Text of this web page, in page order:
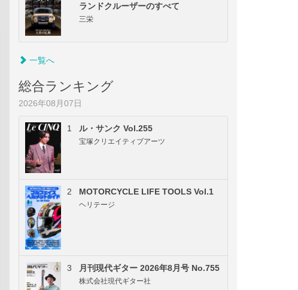
ランドクルーザーのすべて
三栄
一覧へ
総合ランキング
2026年08月07日
1 ル・サンク Vol.255
宝塚クリエイティブアーツ
2 MOTORCYCLE LIFE TOOLS Vol.1
ヘリテージ
3 月刊現代ギター 2026年8月号 No.755
株式会社現代ギター社